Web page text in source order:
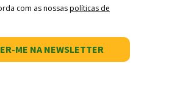
com as nossaspolíticas de
ME NA NEWSLETTER